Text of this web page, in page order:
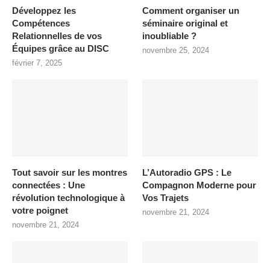
Développez les
Compétences
Relationnelles de vos
Équipes grâce au DISC
février 7, 2025
Comment organiser un
séminaire original et
inoubliable ?
novembre 25, 2024
Tout savoir sur les montres
connectées : Une
révolution technologique à
votre poignet
novembre 21, 2024
L’Autoradio GPS : Le
Compagnon Moderne pour
Vos Trajets
novembre 21, 2024